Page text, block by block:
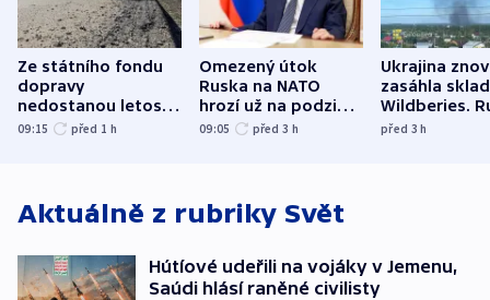
Ze státního fondu
dopravy
nedostanou letos
kraje na silnice ani
09:15 před 1 h
Omezený útok
Ruska na NATO
hrozí už na podzim,
varují tajné služby
09:05 před 3 h
Ukrajina
zasáhla
Wildberies.
útočili v
před 3h
Aktuálně z rubriky Svět
Hútíové udeřili na vojáky v Jemenu,
Saúdi hlásí raněné civilisty